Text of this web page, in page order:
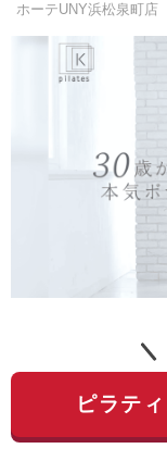
ホーテUNY浜松泉町店
ピラテ